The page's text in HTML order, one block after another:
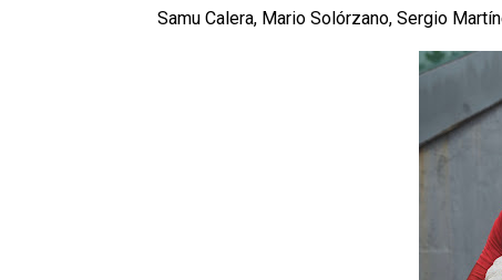
Samu Calera, Mario Solórzano, Sergio